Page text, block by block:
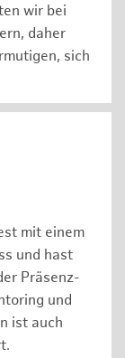
wir bei
daher
sich
mit einem
und hast
Präsenz-
und
ist auch